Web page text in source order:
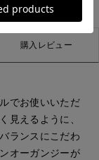
購入レビュー
でお使いいただ
見えるように、
ランスにこだわ
オーガンジーが